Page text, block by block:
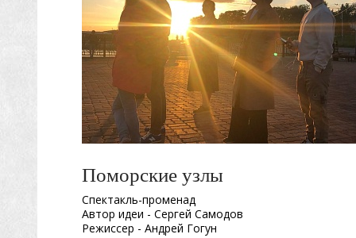
Поморские узлы
Спектакль-променад
Автор идеи - Сергей Самодов
Режиссер - Андрей Гогун